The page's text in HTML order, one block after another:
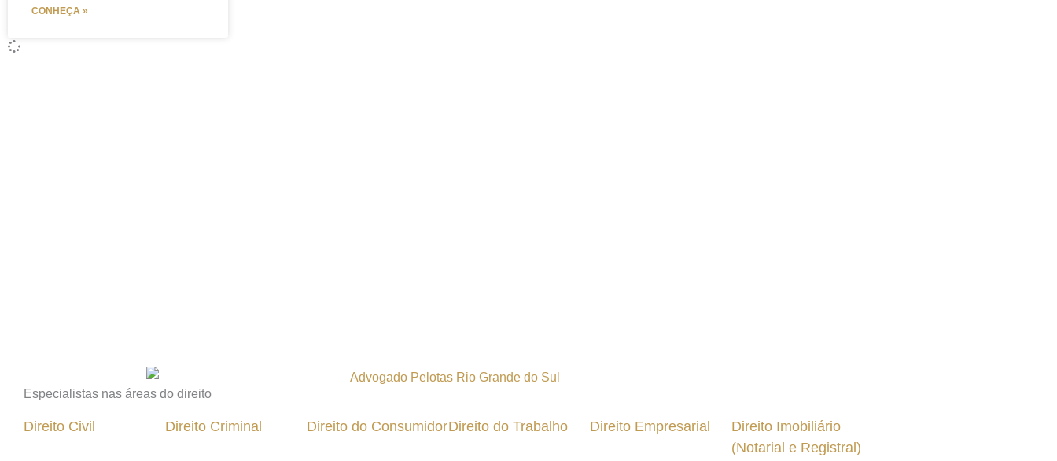
CONHEÇA »
Especialistas nas áreas do direito
Direito Civil Direito Criminal Direito do ConsumidorDireito do Trabalho Direito Empresarial
Direito Imobiliário
(Notarial e Registral)